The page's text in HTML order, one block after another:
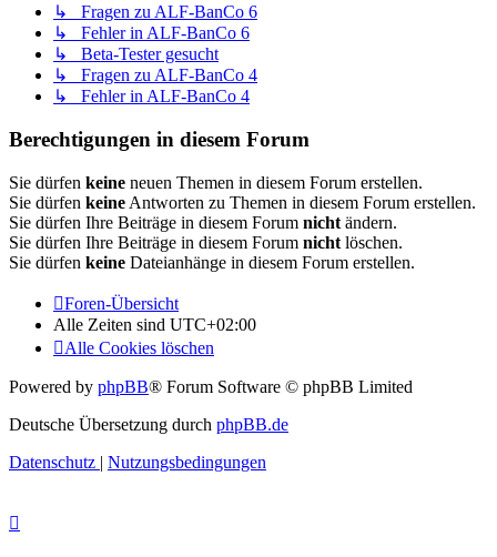
↳ Fragen zu ALF-BanCo 6
↳ Fehler in ALF-BanCo 6
↳ Beta-Tester gesucht
↳ Fragen zu ALF-BanCo 4
↳ Fehler in ALF-BanCo 4
Berechtigungen in diesem Forum
Sie dürfen keine neuen Themen in diesem Forum erstellen.
Sie dürfen keine Antworten zu Themen in diesem Forum erstellen.
Sie dürfen Ihre Beiträge in diesem Forum nicht ändern.
Sie dürfen Ihre Beiträge in diesem Forum nicht löschen.
Sie dürfen keine Dateianhänge in diesem Forum erstellen.
Foren-Übersicht
Alle Zeiten sind UTC+02:00
Alle Cookies löschen
Powered by phpBB® Forum Software © phpBB Limited
Deutsche Übersetzung durch phpBB.de
Datenschutz | Nutzungsbedingungen